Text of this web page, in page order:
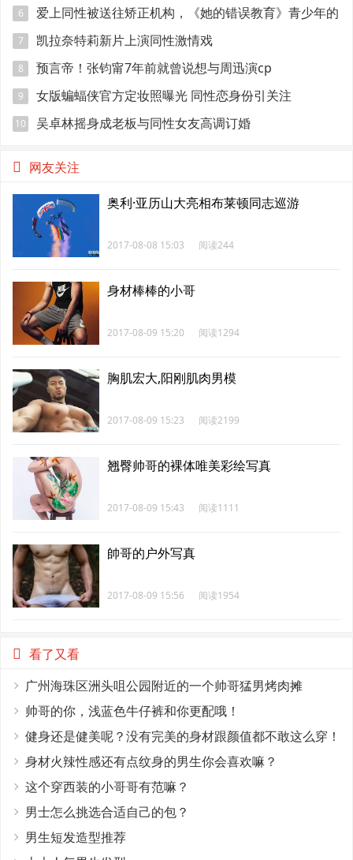
妩媚
6
爱上同性被送往矫正机构，《她的错误教育》青少年的
悲伤与错误
7 凯拉奈特莉新片上演同性激情戏
8 预言帝！张钧甯7年前就曾说想与周迅演cp
9 女版蝙蝠侠官方定妆照曝光 同性恋身份引关注
10 吴卓林摇身成老板与同性女友高调订婚
网友关注
奥利·亚历山大亮相布莱顿同志巡游
2017-08-08 15:03 阅读244
身材棒棒的小哥
2017-08-09 15:20 阅读1294
胸肌宏大,阳刚肌肉男模
2017-08-09 15:23 阅读2199
翘臀帅哥的裸体唯美彩绘写真
2017-08-09 15:43 阅读1111
帥哥的户外写真
2017-08-09 15:56 阅读1954
看了又看
广州海珠区洲头咀公园附近的一个帅哥猛男烤肉摊
帅哥的你，浅蓝色牛仔裤和你更配哦！
健身还是健美呢？没有完美的身材跟颜值都不敢这么穿！
身材火辣性感还有点纹身的男生你会喜欢嘛？
这个穿西装的小哥哥有范嘛？
男士怎么挑选合适自己的包？
男生短发造型推荐